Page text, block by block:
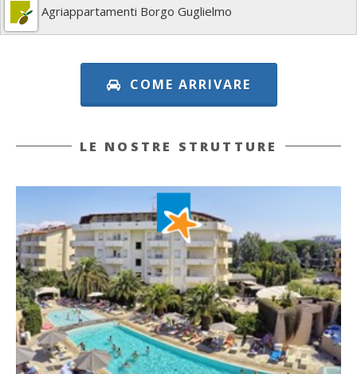
Agriappartamenti Borgo Guglielmo
COME ARRIVARE
LE NOSTRE STRUTTURE